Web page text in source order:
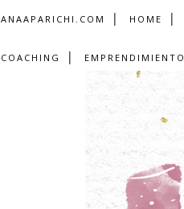
ANAAPARICHI.COM HOME
COACHING EMPRENDIMIENTO